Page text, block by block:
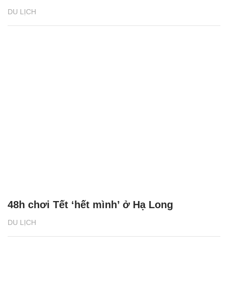
DU LỊCH
DU LỊCH
48h chơi Tết ‘hết mình’ ở Hạ Long